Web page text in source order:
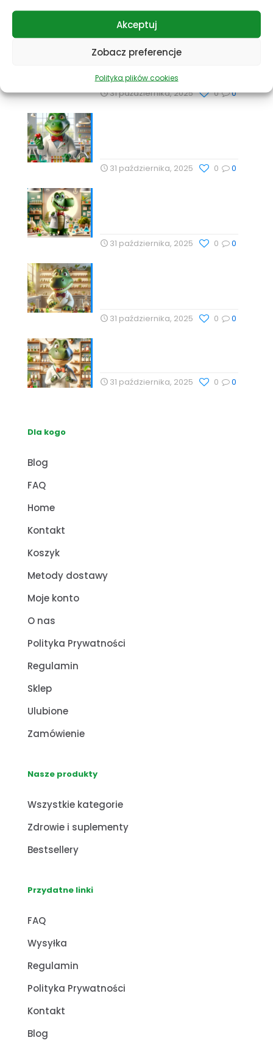
Akceptuj
Zobacz preferencje
Polityka plików cookies
31 października, 2025
Nauka, Natura i Świadome
Wybory: Targi Zdrowia i
31 października, 2025 0
0
31 października, 2025 0
0
31 października, 2025 0
0
31 października, 2025 0
0
31 października, 2025 0
0
Dla kogo
Blog
FAQ
Home
Kontakt
Koszyk
Metody dostawy
Moje konto
O nas
Polityka Prywatności
Regulamin
Sklep
Ulubione
Zamówienie
Nasze produkty
Wszystkie kategorie
Zdrowie i suplementy
Bestsellery
Przydatne linki
FAQ
Wysyłka
Regulamin
Polityka Prywatności
Kontakt
Blog